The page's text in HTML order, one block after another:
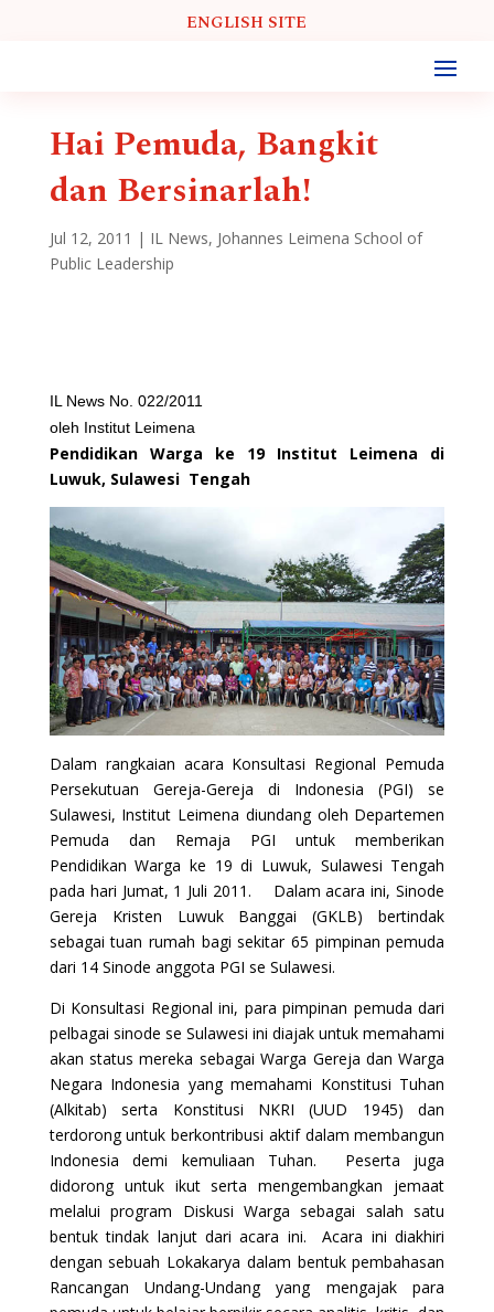
ENGLISH SITE
Hai Pemuda, Bangkit
dan Bersinarlah!
Jul 12, 2011 | IL News, Johannes Leimena School of
Public Leadership
IL News No. 022/2011
oleh Institut Leimena
Pendidikan Warga ke 19 Institut Leimena di
Luwuk, Sulawesi Tengah
Dalam rangkaian acara Konsultasi Regional Pemuda
Persekutuan Gereja-Gereja di Indonesia (PGI) se
Sulawesi, Institut Leimena diundang oleh Departemen
Pemuda dan Remaja PGI untuk memberikan
Pendidikan Warga ke 19 di Luwuk, Sulawesi Tengah
pada hari Jumat, 1 Juli 2011. Dalam acara ini, Sinode
Gereja Kristen Luwuk Banggai (GKLB) bertindak
sebagai tuan rumah bagi sekitar 65 pimpinan pemuda
dari 14 Sinode anggota PGI se Sulawesi.
Di Konsultasi Regional ini, para pimpinan pemuda dari
pelbagai sinode se Sulawesi ini diajak untuk memahami
akan status mereka sebagai Warga Gereja dan Warga
Negara Indonesia yang memahami Konstitusi Tuhan
(Alkitab) serta Konstitusi NKRI (UUD 1945) dan
terdorong untuk berkontribusi aktif dalam membangun
Indonesia demi kemuliaan Tuhan. Peserta juga
didorong untuk ikut serta mengembangkan jemaat
melalui program Diskusi Warga sebagai salah satu
bentuk tindak lanjut dari acara ini. Acara ini diakhiri
dengan sebuah Lokakarya dalam bentuk pembahasan
Rancangan Undang-Undang yang mengajak para